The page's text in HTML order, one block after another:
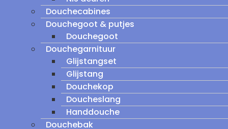
Douchecabines
Douchegoot & putjes
Douchegoot
Douchegarnituur
Glijstangset
Glijstang
Douchekop
Doucheslang
Handdouche
Douchebak